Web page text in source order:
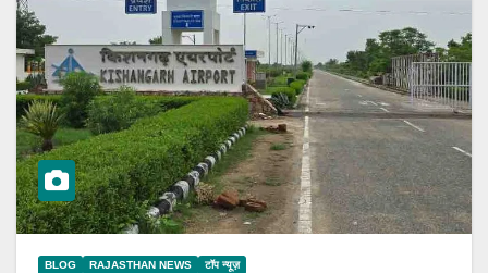
BLOG RAJASTHAN NEWS टॉप न्यूज़